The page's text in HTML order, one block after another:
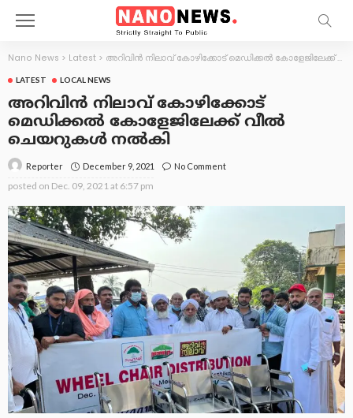
Nano News > Latest > അറിവിൻ നിലാവ് കോഴിക്കോട് മെഡിക്കൽ കോളേജിലേക്ക് വീൽ ചെയറുകൾ നൽകി
LATEST LOCAL NEWS
അറിവിൻ നിലാവ് കോഴിക്കോട്
മെഡിക്കൽ കോളേജിലേക്ക് വീൽ
ചെയറുകൾ നൽകി
Reporter December 9, 2021 No Comment
posted on Dec. 09, 2021 at 6:57 pm